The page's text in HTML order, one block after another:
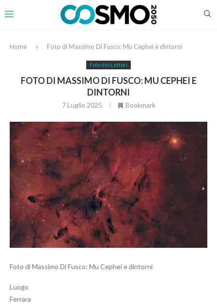
Home » Foto di Massimo Di Fusco: Mu Cephei e dintorni
Foto dei Lettori
FOTO DI MASSIMO DI FUSCO: MU CEPHEI E
DINTORNI
7 Luglio 2025 Bookmark
Foto di Massimo Di Fusco: Mu Cephei e dintorni
Luogo
Ferrara